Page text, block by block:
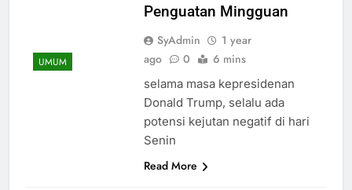
UMUM
Penguatan Mingguan
SyAdmin
1 year
ago
0 6 mins
selama masa kepresidenan
Donald Trump, selalu ada
potensi kejutan negatif di hari
Senin
Read More